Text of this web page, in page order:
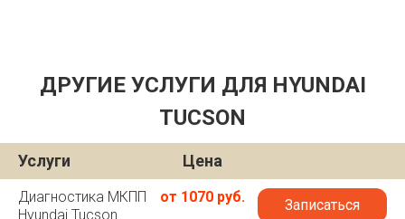
ДРУГИЕ УСЛУГИ ДЛЯ HYUNDAI
TUCSON
Услуги Цена
Диагностика МКПП
Hyundai Tucson
от 1070 руб. Записаться